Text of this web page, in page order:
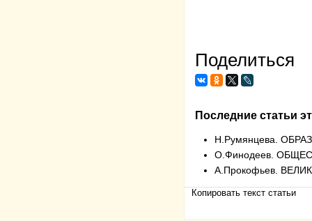
Поделиться
Последние статьи
Н.Румянцева.
О.Финодеев.
А.Прокофьев.
Копировать текст статьи